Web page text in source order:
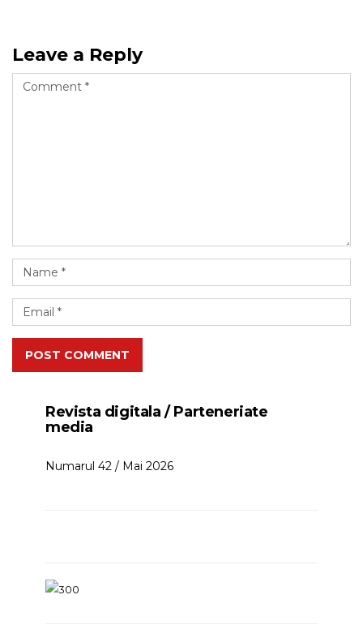
Leave a Reply
POST COMMENT
Revista digitala / Parteneriate
media
Numarul 42 / Mai 2026